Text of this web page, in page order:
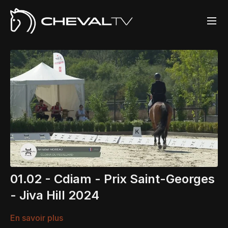
01.02 - Cdiam - Prix Saint-Georges
- Jiva Hill 2024
En savoir plus